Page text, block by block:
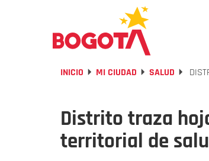
INICIO MI CIUDAD SALUD
Distrito traza
territorial de